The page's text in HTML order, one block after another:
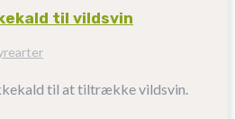
til vildsvin
til at tiltrække vildsvin.